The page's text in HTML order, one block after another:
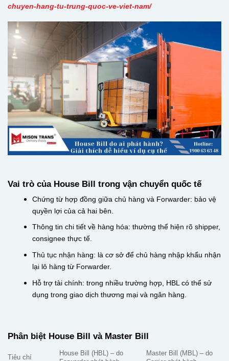
chuyen-hang-tu-trung-quoc-ve-viet-nam/
Vai trò của House Bill trong vận chuyển quốc tế
Chứng từ hợp đồng giữa chủ hàng và Forwarder: bảo vệ
quyền lợi của cả hai bên.
Thông tin chi tiết về hàng hóa: thường thể hiện rõ shipper,
consignee thực tế.
Thủ tục nhận hàng: là cơ sở để chủ hàng nhập khẩu nhận
lại lô hàng từ Forwarder.
Hỗ trợ tài chính: trong nhiều trường hợp, HBL có thể sử
dụng trong giao dịch thương mại và ngân hàng.
Phân biệt House Bill và Master Bill
Tiêu chí
House Bill (HBL) – do
Master Bill (MBL) – do